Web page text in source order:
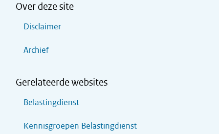
Over deze site
Disclaimer
Archief
Gerelateerde websites
Belastingdienst
Kennisgroepen Belastingdienst